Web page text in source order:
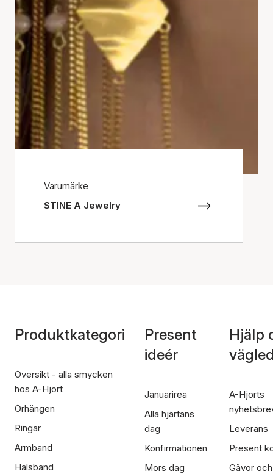
Varumärke
STINE A Jewelry
Produktkategori
Översikt - alla smycken
hos A-Hjort
Örhängen
Ringar
Armband
Halsband
Present
ideér
Januarirea
Alla hjärtans
dag
Konfirmationen
Mors dag
Hjälp
A-Hjorts
Leverans
Present
Gåvor och